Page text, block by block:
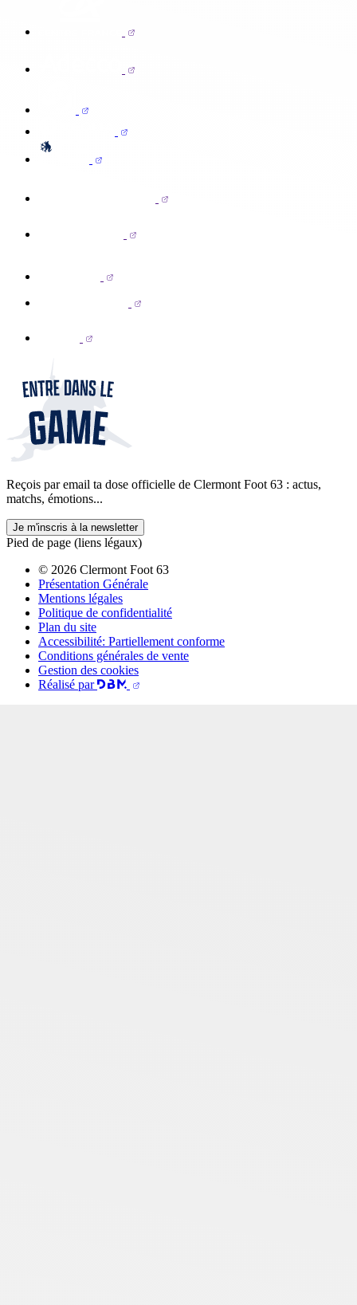
Reçois par email ta dose officielle de Clermont Foot 63 : actus,
matchs, émotions...
Je m'inscris à la newsletter
Pied de page (liens légaux)
© 2026 Clermont Foot 63
Présentation Générale
Mentions légales
Politique de confidentialité
Plan du site
Accessibilité: Partiellement conforme
Conditions générales de vente
Gestion des cookies
Réalisé par